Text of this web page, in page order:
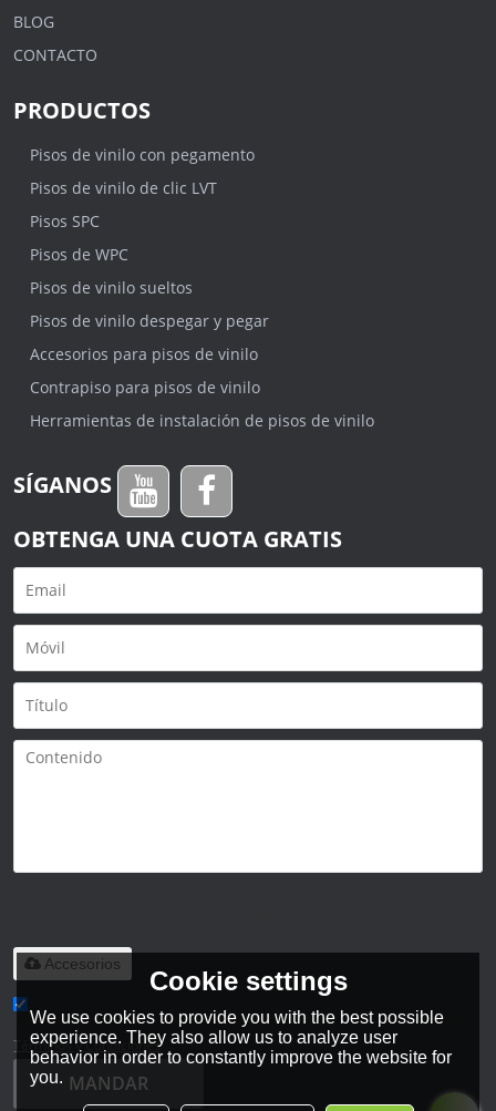
BLOG
CONTACTO
PRODUCTOS
Pisos de vinilo con pegamento
Pisos de vinilo de clic LVT
Pisos SPC
Pisos de WPC
Pisos de vinilo sueltos
Pisos de vinilo despegar y pegar
Accesorios para pisos de vinilo
Contrapiso para pisos de vinilo
Herramientas de instalación de pisos de vinilo
SÍGANOS
OBTENGA UNA CUOTA GRATIS
Accesorios
He leido y acepto los Términos y Condiciones de este servicio,
Términos y Condiciones
MANDAR
Cookie settings
We use cookies to provide you with the best possible
experience. They also allow us to analyze user
behavior in order to constantly improve the website for
you.